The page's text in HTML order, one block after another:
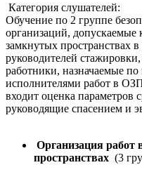
Категория слушателей:
Обучение по 2 группе
организаций, допускаемые
замкнутых пространствах
руководителей
работники, назначаемые
исполнителями работ в
входит оценка
руководящие спасением и
Организация работ
пространствах (3